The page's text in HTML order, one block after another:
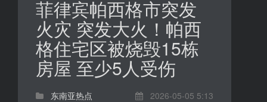
菲律宾帕西格市突发
火灾 突发大火！帕西
格住宅区被烧毁15栋
房屋 至少5人受伤
东南亚热点 2026-05-05 5:13